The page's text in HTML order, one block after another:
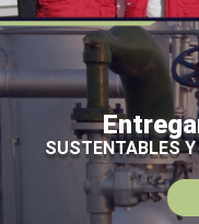
SUSTENTABLES